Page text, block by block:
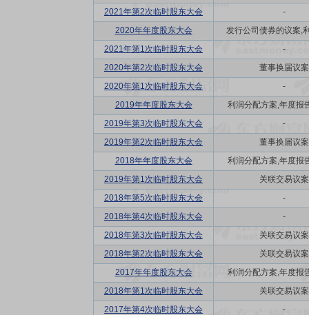
2021年第2次临时股东大会
-
2020年年度股东大会
发行公司债券的议案,
2021年第1次临时股东大会
-
2020年第2次临时股东大会
董事换届议案
2020年第1次临时股东大会
-
2019年年度股东大会
利润分配方案,年度报
2019年第3次临时股东大会
-
2019年第2次临时股东大会
董事换届议案
2018年年度股东大会
利润分配方案,年度报
2019年第1次临时股东大会
关联交易议案
2018年第5次临时股东大会
-
2018年第4次临时股东大会
-
2018年第3次临时股东大会
关联交易议案
2018年第2次临时股东大会
关联交易议案
2017年年度股东大会
利润分配方案,年度报
2018年第1次临时股东大会
关联交易议案
2017年第4次临时股东大会
-